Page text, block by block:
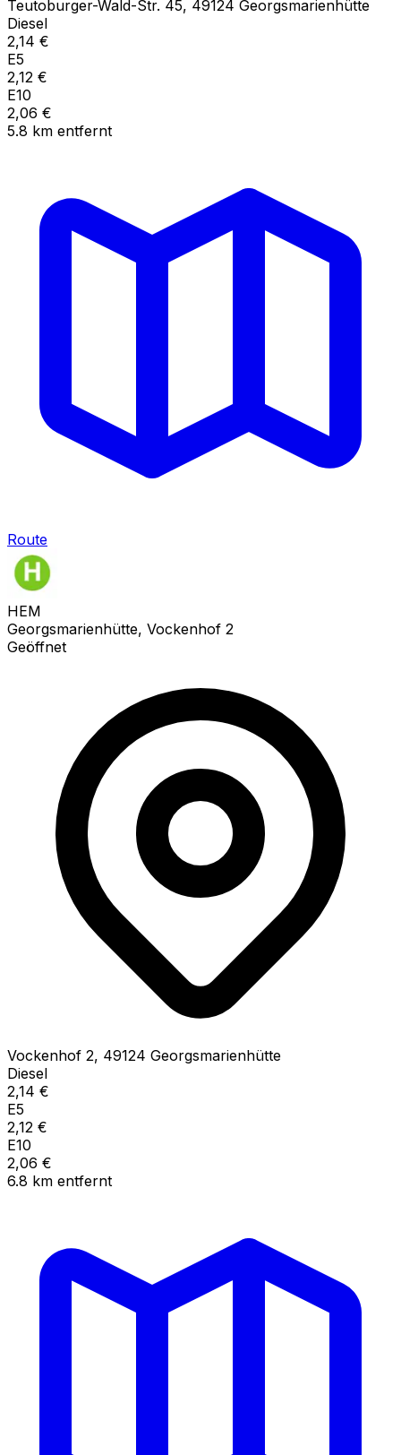
Teutoburger-Wald-Str. 45, 49124 Georgsmarienhütte
Diesel
2,14 €
E5
2,12 €
E10
2,06 €
5.8 km entfernt
Route
HEM
Georgsmarienhütte, Vockenhof 2
Geöffnet
Vockenhof 2, 49124 Georgsmarienhütte
Diesel
2,14 €
E5
2,12 €
E10
2,06 €
6.8 km entfernt